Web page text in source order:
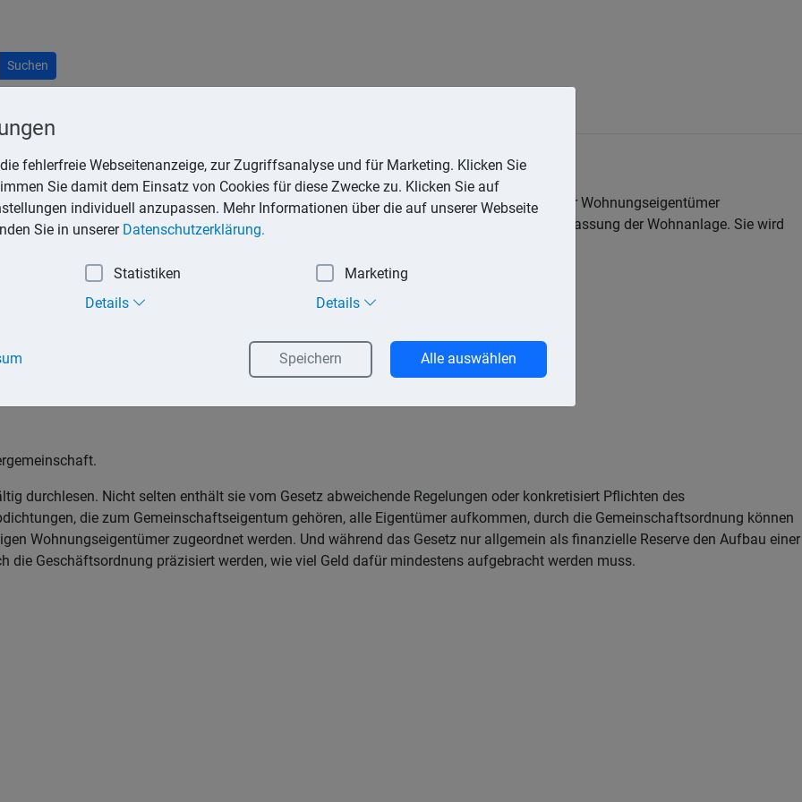
Suchen
des Gemeinschaftseigentums und des Sondereigentums, die Rechtsbeziehungen der Wohnungseigentümer
zusammengefasst. Die Gemeinschaftsordnung ist quasi die Grundordnung oder Verfassung der Wohnanlage. Sie wird
durchlesen. Nicht selten enthält sie vom Gesetz abweichende Regelungen oder konkretisiert Pflichten des
die zum Gemeinschaftseigentum gehören, alle Eigentümer aufkommen, durch die Gemeinschaftsordnung können
Wohnungseigentümer zugeordnet werden. Und während das Gesetz nur allgemein als finanzielle Reserve den Aufbau einer
Geschäftsordnung präzisiert werden, wie viel Geld dafür mindestens aufgebracht werden muss.
fehlerfreie Webseitenanzeige, zur Zugriffsanalyse und für Marketing. Klicken Sie
Sie damit dem Einsatz von Cookies für diese Zwecke zu. Klicken Sie auf
individuell anzupassen. Mehr Informationen über die auf unserer Webseite
Sie in unserer Datenschutzerklärung.
Statistiken
Marketing
Details Details
Speichern Alle auswählen